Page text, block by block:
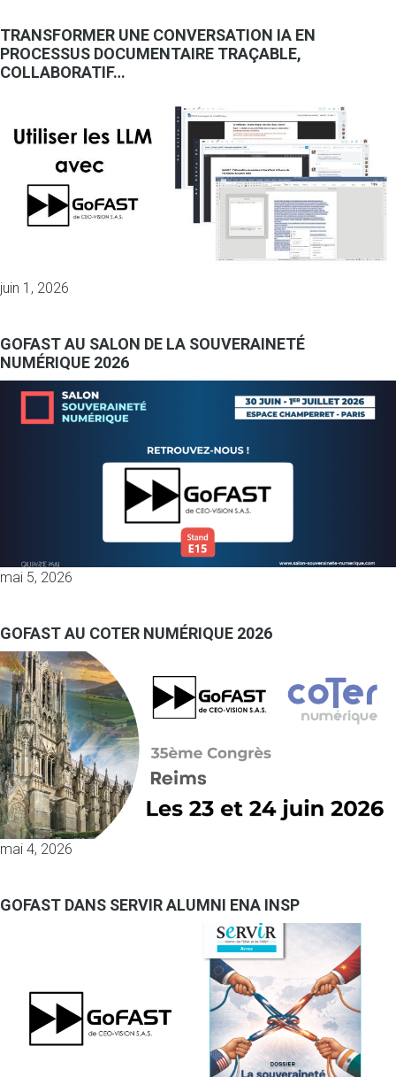
TRANSFORMER UNE CONVERSATION IA EN
PROCESSUS DOCUMENTAIRE TRAÇABLE,
COLLABORATIF…
juin 1, 2026
GOFAST AU SALON DE LA SOUVERAINETÉ
NUMÉRIQUE 2026
mai 5, 2026
GOFAST AU COTER NUMÉRIQUE 2026
mai 4, 2026
GOFAST DANS SERVIR ALUMNI ENA INSP